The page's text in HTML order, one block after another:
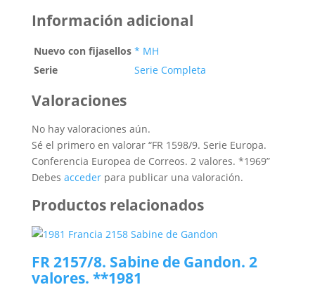
Información adicional
Nuevo con fijasellos * MH
Serie
Serie Completa
Valoraciones
No hay valoraciones aún.
Sé el primero en valorar “FR 1598/9. Serie Europa.
Conferencia Europea de Correos. 2 valores. *1969”
Debes accederpara publicar una valoración.
Productos relacionados
FR 2157/8. Sabine de Gandon. 2
valores. **1981